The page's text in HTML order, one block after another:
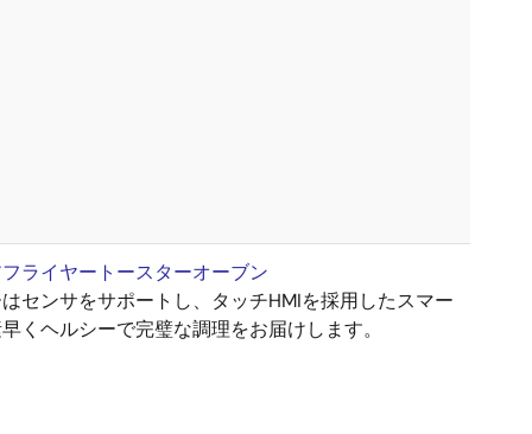
ライヤートースターオーブン
センサをサポートし、タッチHMIを採用したスマー
くヘルシーで完璧な調理をお届けします。